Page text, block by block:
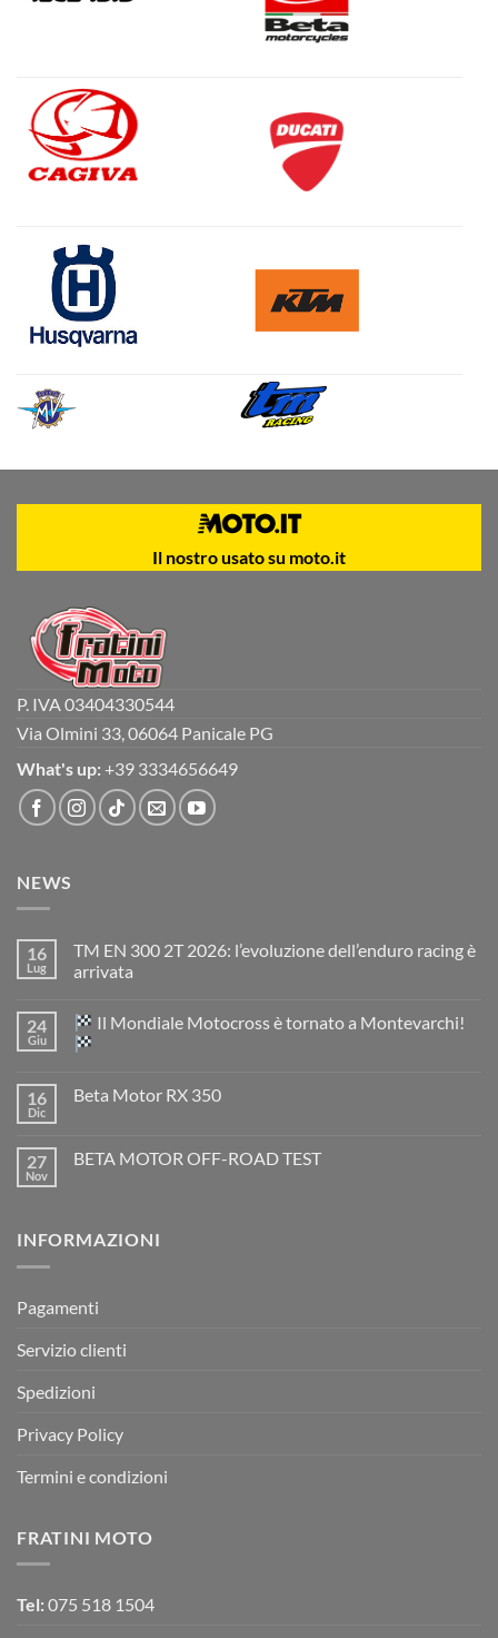
Il nostro usato su moto.it
P. IVA 03404330544
Via Olmini 33, 06064 Panicale PG
What's up: +39 3334656649
NEWS
16
Lug
TM EN 300 2T 2026: l’evoluzione dell’enduro racing è
arrivata
su
TM
EN
2026:
è
arrivata
24
Giu
Il Mondiale Motocross è tornato a Montevarchi!
su
Motocross
è
16
Dic
Beta Motor RX 350
Beta
27
Nov
BETA MOTOR OFF-ROAD TEST
MOTOR
INFORMAZIONI
Pagamenti
Servizio clienti
Spedizioni
Privacy Policy
Termini e condizioni
FRATINI MOTO
Tel: 075 518 1504